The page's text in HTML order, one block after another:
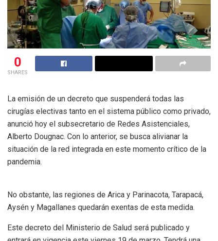
0
SHARES
La emisión de un decreto que suspenderá todas las
cirugías electivas tanto en el sistema público como privado,
anunció hoy el subsecretario de Redes Asistenciales,
Alberto Dougnac. Con lo anterior, se busca alivianar la
situación de la red integrada en este momento crítico de la
pandemia.
No obstante, las regiones de Arica y Parinacota, Tarapacá,
Aysén y Magallanes quedarán exentas de esta medida.
Este decreto del Ministerio de Salud será publicado y